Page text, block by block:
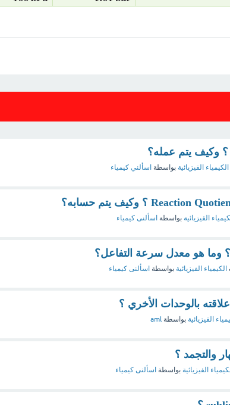
؟ وكيف يتم عمله؟
الكيمياء الفيزيائية بواسطة اسألني كيمياء
الفيزيائية بواسطة اسألنى كيمياء
وما هو معدل سرعة التفاعل؟
الكيمياء الفيزيائية بواسطة اسألنى كيمياء
بالوحدات الأخري ؟
الفيزيائية بواسطة aml
والتجمد ؟
الفيزيائية بواسطة اسألنى كيمياء